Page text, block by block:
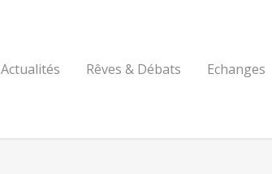
Actualités Rêves & Débats Echanges